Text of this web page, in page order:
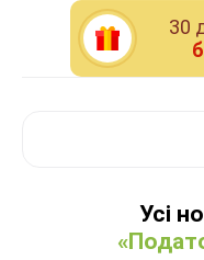
30
Усі